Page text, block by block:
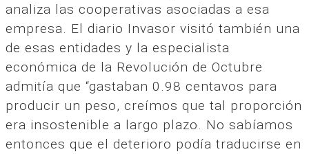
analiza las cooperativas asociadas a esa
empresa. El diario Invasor visitó también una
de esas entidades y la especialista
económica de la Revolución de Octubre
admitía que “gastaban 0.98 centavos para
producir un peso, creímos que tal proporción
era insostenible a largo plazo. No sabíamos
entonces que el deterioro podía traducirse en